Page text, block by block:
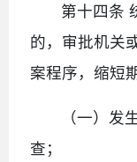
第十四条
的，审批机关
案程序，缩短
（一）发
查；